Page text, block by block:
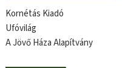
Kornétás Kiadó
Ufóvilág
A Jövő Háza Alapítvány